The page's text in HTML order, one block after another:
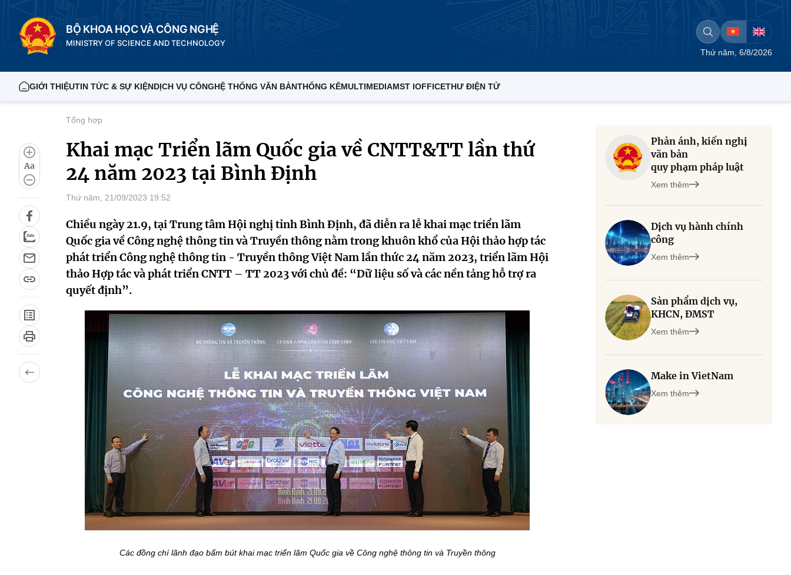
BỘ KHOA HỌC VÀ CÔNG NGHỆ
MINISTRY OF SCIENCE AND TECHNOLOGY
Thứ năm, 6/8/2026
GIỚI THIỆUTIN TỨC & SỰ KIỆNDỊCH VỤ CÔNGHỆ THỐNG VĂN BẢNTHỐNG KÊMULTIMEDIAMST IOFFICETHƯ ĐIỆN TỬ
Aa
Tổng hợp
Khai mạc Triển lãm Quốc gia về CNTT&TT lần thứ
24 năm 2023 tại Bình Định
Thứ năm, 21/09/2023 19:52
Chiều ngày 21.9, tại Trung tâm Hội nghị tỉnh Bình Định, đã diễn ra lễ khai mạc triển lãm
Quốc gia về Công nghệ thông tin và Truyền thông nằm trong khuôn khổ của Hội thảo hợp tác
phát triển Công nghệ thông tin - Truyền thông Việt Nam lần thức 24 năm 2023, triển lãm Hội
thảo Hợp tác và phát triển CNTT – TT 2023 với chủ đề: “Dữ liệu số và các nền tảng hỗ trợ ra
quyết định”.
Các đồng chí lãnh đạo bấm bút khai mạc triển lãm Quốc gia về Công nghệ thông tin và Truyền thông
Phản ánh, kiến nghị
văn bản
quy phạm pháp luật
Xem thêm
Dịch vụ hành chính
công
Xem thêm
Sản phẩm dịch vụ,
KHCN, ĐMST
Xem thêm
Make in VietNam
Xem thêm